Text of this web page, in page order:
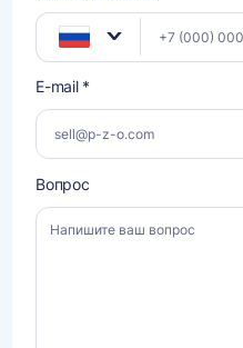
E-mail *
Вопрос